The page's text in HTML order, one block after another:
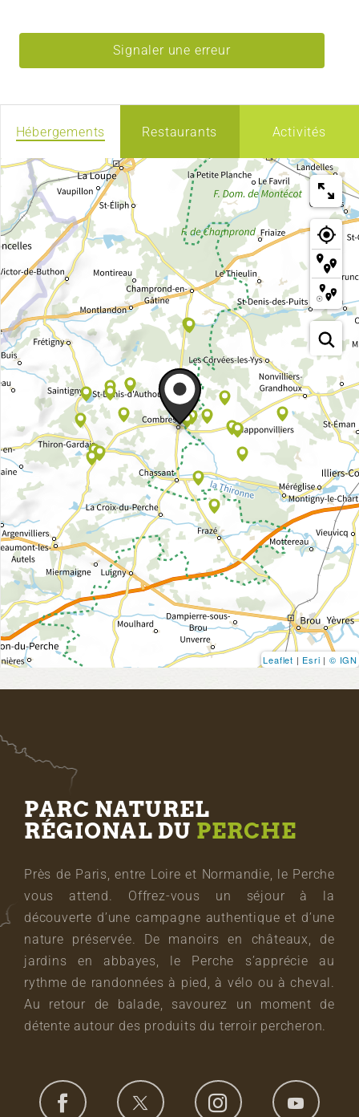
Signaler une erreur
Hébergements Restaurants Activités
Leaflet | Esri | © IGN
PARC NATUREL
RÉGIONAL DU PERCHE
Près de Paris, entre Loire et Normandie, le Perche
vous attend. Offrez-vous un séjour à la
découverte d’une campagne authentique et d’une
nature préservée. De manoirs en châteaux, de
jardins en abbayes, le Perche s’apprécie au
rythme de randonnées à pied, à vélo ou à cheval.
Au retour de balade, savourez un moment de
détente autour des produits du terroir percheron.